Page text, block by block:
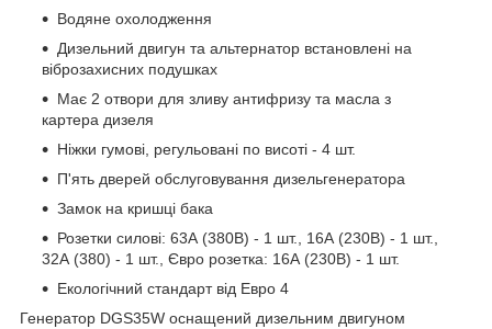
Водяне охолодження
Дизельний двигун та альтернатор встановлені на
віброзахисних подушках
Має 2 отвори для зливу антифризу та масла з
картера дизеля
Ніжки гумові, регульовані по висоті - 4 шт.
П'ять дверей обслуговування дизельгенератора
Замок на кришці бака
Розетки силові: 63А (380В) - 1 шт., 16А (230В) - 1 шт.,
32А (380) - 1 шт., Євро розетка: 16А (230В) - 1 шт.
Екологічний стандарт від Евро 4
Генератор DGS35W оснащений дизельним двигуном